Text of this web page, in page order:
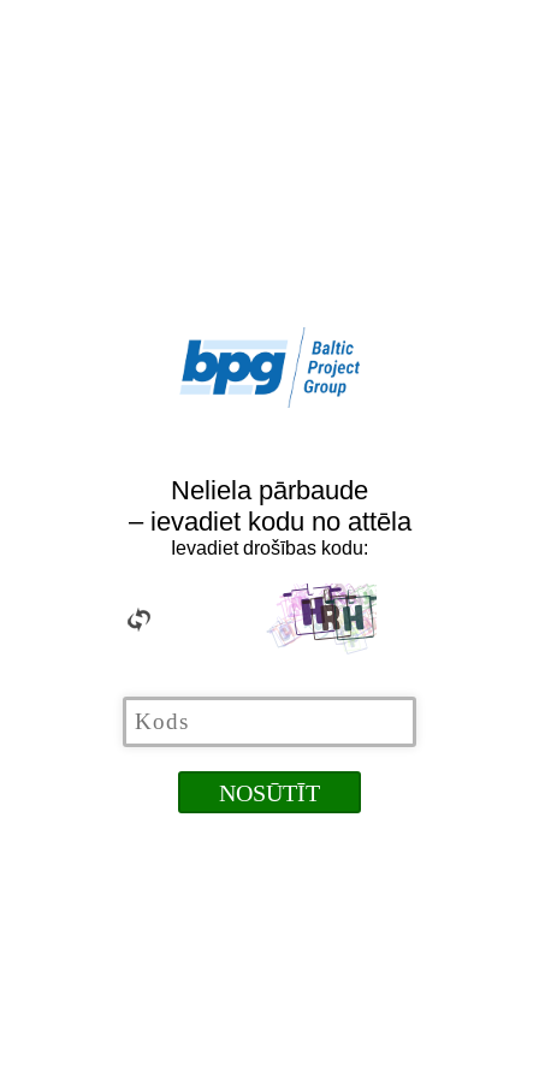
Neliela pārbaude
– ievadiet kodu no attēla
Ievadiet drošības kodu: